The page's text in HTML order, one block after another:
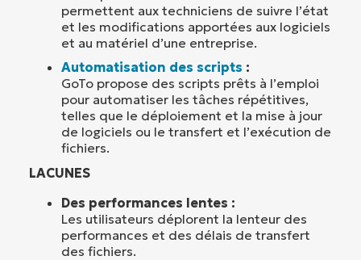
permettent aux techniciens de suivre l’état
et les modifications apportées aux logiciels
et au matériel d’une entreprise.
Automatisation des scripts :
GoTo propose des scripts prêts à l’emploi
pour automatiser les tâches répétitives,
telles que le déploiement et la mise à jour
de logiciels ou le transfert et l’exécution de
fichiers.
LACUNES
Des performances lentes :
Les utilisateurs déplorent la lenteur des
performances et des délais de transfert
des fichiers.